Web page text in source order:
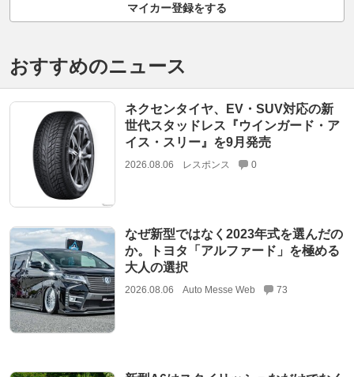
マイカー登録をする
おすすめのニュース
ネクセンタイヤ、EV・SUV対応の新
世代スタッドレス『ウインガード・ア
イス・スリー』を9月発売
2026.08.06 レスポンス 0
なぜ新型ではなく2023年式を選んだの
か。トヨタ「アルファード」を極める
大人の選択
2026.08.06 Auto Messe Web 73